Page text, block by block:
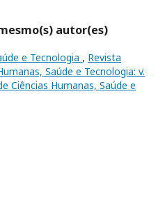
autor(es)
e Tecnologia , Revista
Saúde e Tecnologia: v.
Ciências Humanas, Saúde e